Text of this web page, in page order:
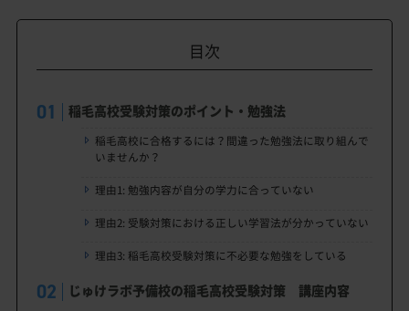
目次
稲毛高校受験対策のポイント・勉強法
稲毛高校に合格するには？間違った勉強法に取り組んで
いませんか？
理由1: 勉強内容が自分の学力に合っていない
理由2: 受験対策における正しい学習法が分かっていない
理由3: 稲毛高校受験対策に不必要な勉強をしている
じゅけラボ予備校の稲毛高校受験対策 講座内容